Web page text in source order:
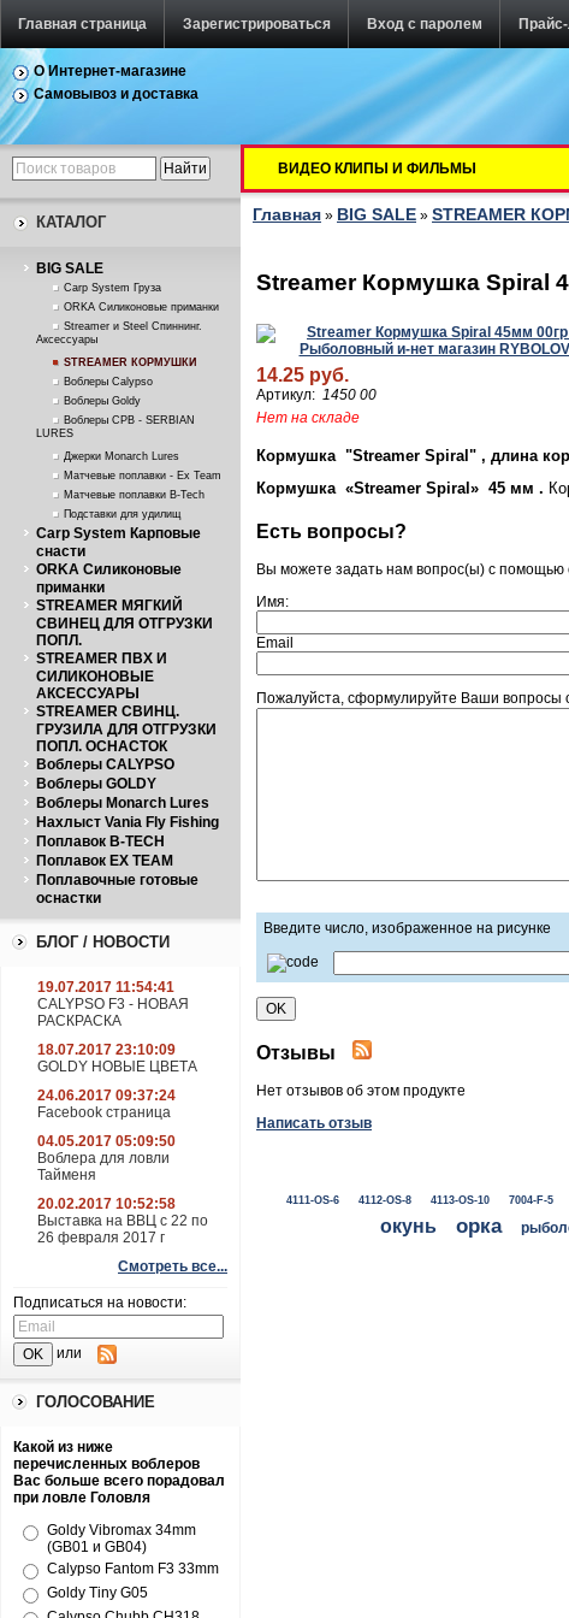
Главная страница Зарегистрироваться Вход с паролем
О Интернет-магазине
Самовывоз и доставка
КАТАЛОГ
BIG SALE
Carp System Груза
ORKA Силиконовые приманки
Streamer и Steel Спиннинг.
Аксессуары
STREAMER КОРМУШКИ
Воблеры Calypso
Воблеры Goldy
Воблеры СРВ - SERBIAN
LURES
Джерки Monarch Lures
Матчевые поплавки - Ex Team
Матчевые поплавки B-Tech
Подставки для удилищ
Carp System Карповые
снасти
ORKA Силиконовые
приманки
STREAMER МЯГКИЙ
СВИНЕЦ ДЛЯ ОТГРУЗКИ
ПОПЛ.
STREAMER ПВХ И
СИЛИКОНОВЫЕ
АКСЕССУАРЫ
STREAMER СВИНЦ.
ГРУЗИЛА ДЛЯ ОТГРУЗКИ
ПОПЛ. ОСНАСТОК
Воблеры CALYPSO
Воблеры GOLDY
Воблеры Monarch Lures
Нахлыст Vania Fly Fishing
Поплавок B-TECH
Поплавок EX TEAM
Поплавочные готовые
оснастки
БЛОГ / НОВОСТИ
19.07.2017 11:54:41
CALYPSO F3 - НОВАЯ
РАСКРАСКА
18.07.2017 23:10:09
GOLDY НОВЫЕ ЦВЕТА
24.06.2017 09:37:24
Facebook страница
04.05.2017 05:09:50
Воблера для ловли
Тайменя
20.02.2017 10:52:58
Выставка на ВВЦ с 22 по
26 февраля 2017 г
Смотреть все...
Подписаться на новости:
или
ГОЛОСОВАНИЕ
Какой из ниже
перечисленных воблеров
Вас больше всего порадовал
при ловле Головля
Goldy Vibromax 34mm
(GB01 и GB04)
Calypso Fantom F3 33mm
Goldy Tiny G05
ВИДЕО КЛИПЫ И ФИЛЬМЫ
Главная » BIG SALE » STREAMER
Streamer Кормушка Spiral
14.25 руб.
Артикул: 1450 00
Нет на складе
Кормушка "Streamer Spiral" , длина
Кормушка «Streamer Spiral » 45 мм .
Есть вопросы?
Вы можете задать нам вопрос(ы) с
Имя:
Email
Пожалуйста, сформулируйте Ваши вопросы
Введите число, изображенное на рисунке
Отзывы
Нет отзывов об этом продукте
Написать отзыв
4111-OS-6 4112-OS-8 4113-OS-10 7004-F-5
окунь орка